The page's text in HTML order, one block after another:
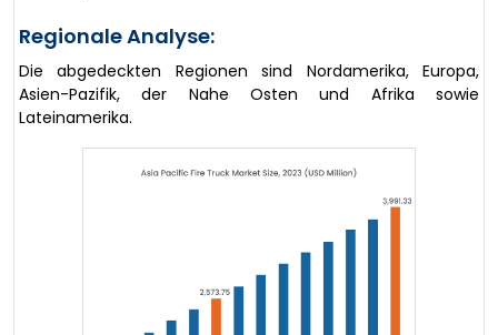
Regionale Analyse:
Die abgedeckten Regionen sind Nordamerika, Europa,
Asien-Pazifik, der Nahe Osten und Afrika sowie
Lateinamerika.